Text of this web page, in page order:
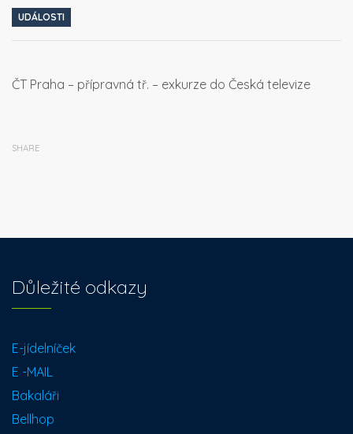
UDÁLOSTI
ČT Praha – přípravná tř. – exkurze do Česká televize
SHARE
Důležité odkazy
E-jídelníček
E -MAIL
Bakaláři
Bellhop